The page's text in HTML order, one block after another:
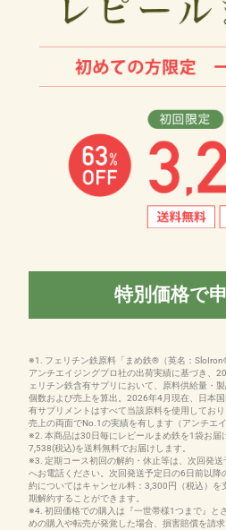
特別価格で
※1. フェリチン鉄原料「まめ鉄®（英名：
アンチエイジングプロ社の出荷実績に基づき、
ェリチン鉄含有サプリにおいて、原料供給量・
個数および売上を算出。2026年4月現在、日本
有サプリメントはすべて当該原料を使用してお
売上の両面でNo.1の実績を有します（アンチエイ
※2. 本商品は30日毎にレピールまめ鉄を1袋お届
7,538(税込)を送料無料でお届けします。
※3. 定期コース初回の解約・休止等は、次回発
へお電話ください。次回発送予定日の6日前以
約についてはキャンセル料：3,300円（税込）を
期解約することができます。
※4. 初回価格での購入は『一世帯様1つまで』と
めの購入や転売が発覚した場合、損害賠償を請求